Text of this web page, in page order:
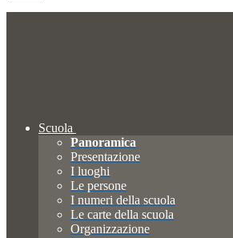
Scuola
Panoramica
Presentazione
I luoghi
Le persone
I numeri della scuola
Le carte della scuola
Organizzazione